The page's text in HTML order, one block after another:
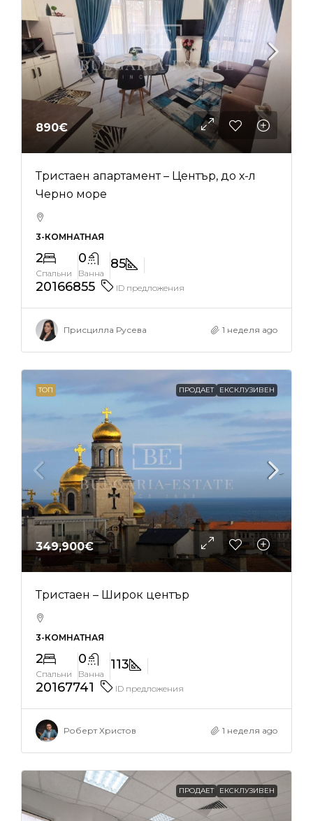
890€
Тристаен апартамент – Център, до х-л
Черно море
3-КОМНАТНАЯ
2
Спальни
0
Ванна
85
20166855
ID предложения
Присцилла Русева 1 неделя ago
ТОП ПРОДАЕТ ЕКСКЛУЗИВЕН
349,900€
Тристаен – Широк център
3-КОМНАТНАЯ
2
Спальни
0
Ванна
113
20167741
ID предложения
Роберт Христов 1 неделя ago
ПРОДАЕТ ЕКСКЛУЗИВЕН